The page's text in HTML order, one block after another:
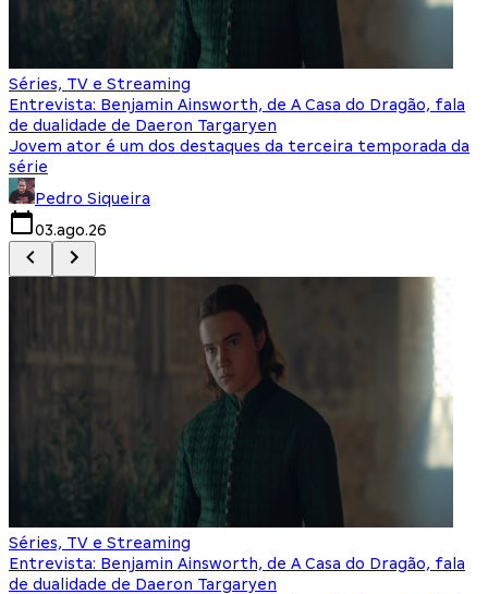
Séries, TV e Streaming
Entrevista: Benjamin Ainsworth, de A Casa do Dragão, fala
de dualidade de Daeron Targaryen
Jovem ator é um dos destaques da terceira temporada da
série
Pedro Siqueira
03.ago.26
Séries, TV e Streaming
Entrevista: Benjamin Ainsworth, de A Casa do Dragão, fala
de dualidade de Daeron Targaryen